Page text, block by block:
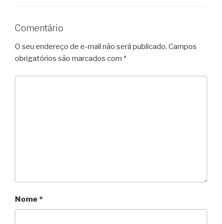
Comentário
O seu endereço de e-mail não será publicado. Campos
obrigatórios são marcados com *
Nome *